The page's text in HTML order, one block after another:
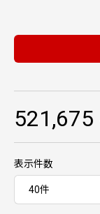
521,675
表示件数